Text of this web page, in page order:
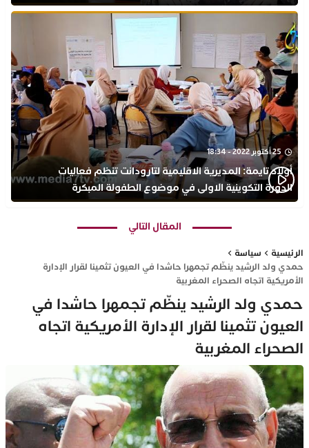
25 أكتوبر 2022 - 18:34
أولاد تايمة: المديرية الاقليمية لتارودانت تنظم فعاليات
الدورة التكوينية الاولى في موضوع الطفولة المبكرة
بمركز التكوين ثانوية الحسن الثاني التأهيلية
المقال التالي
الرئيسية
سياسة
حمدي ولد الرشيد ينظّم تجمهرا حاشدا في العيون تثمينا لقرار الإدارة
الأمريكية اتجاه الصحراء المغربية
حمدي ولد الرشيد ينظّم تجمهرا حاشدا في
العيون تثمينا لقرار الإدارة الأمريكية اتجاه
الصحراء المغربية